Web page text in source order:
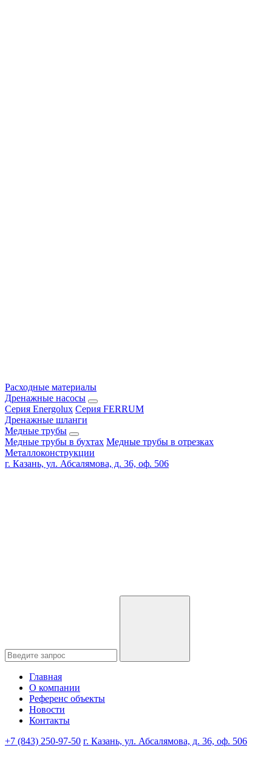
Расходные материалы
Дренажные насосы
Серия Energolux Серия FERRUM
Дренажные шланги
Медные трубы
Медные трубы в бухтах Медные трубы в отрезках
Металлоконструкции
г. Казань, ул. Абсалямова, д. 36, оф. 506
Главная
О компании
Референс объекты
Новости
Контакты
+7 (843) 250-97-50 г. Казань, ул. Абсалямова, д. 36, оф. 506